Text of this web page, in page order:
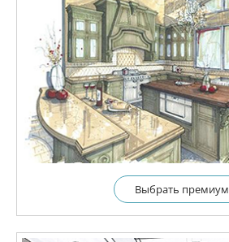
Выбрать премиум